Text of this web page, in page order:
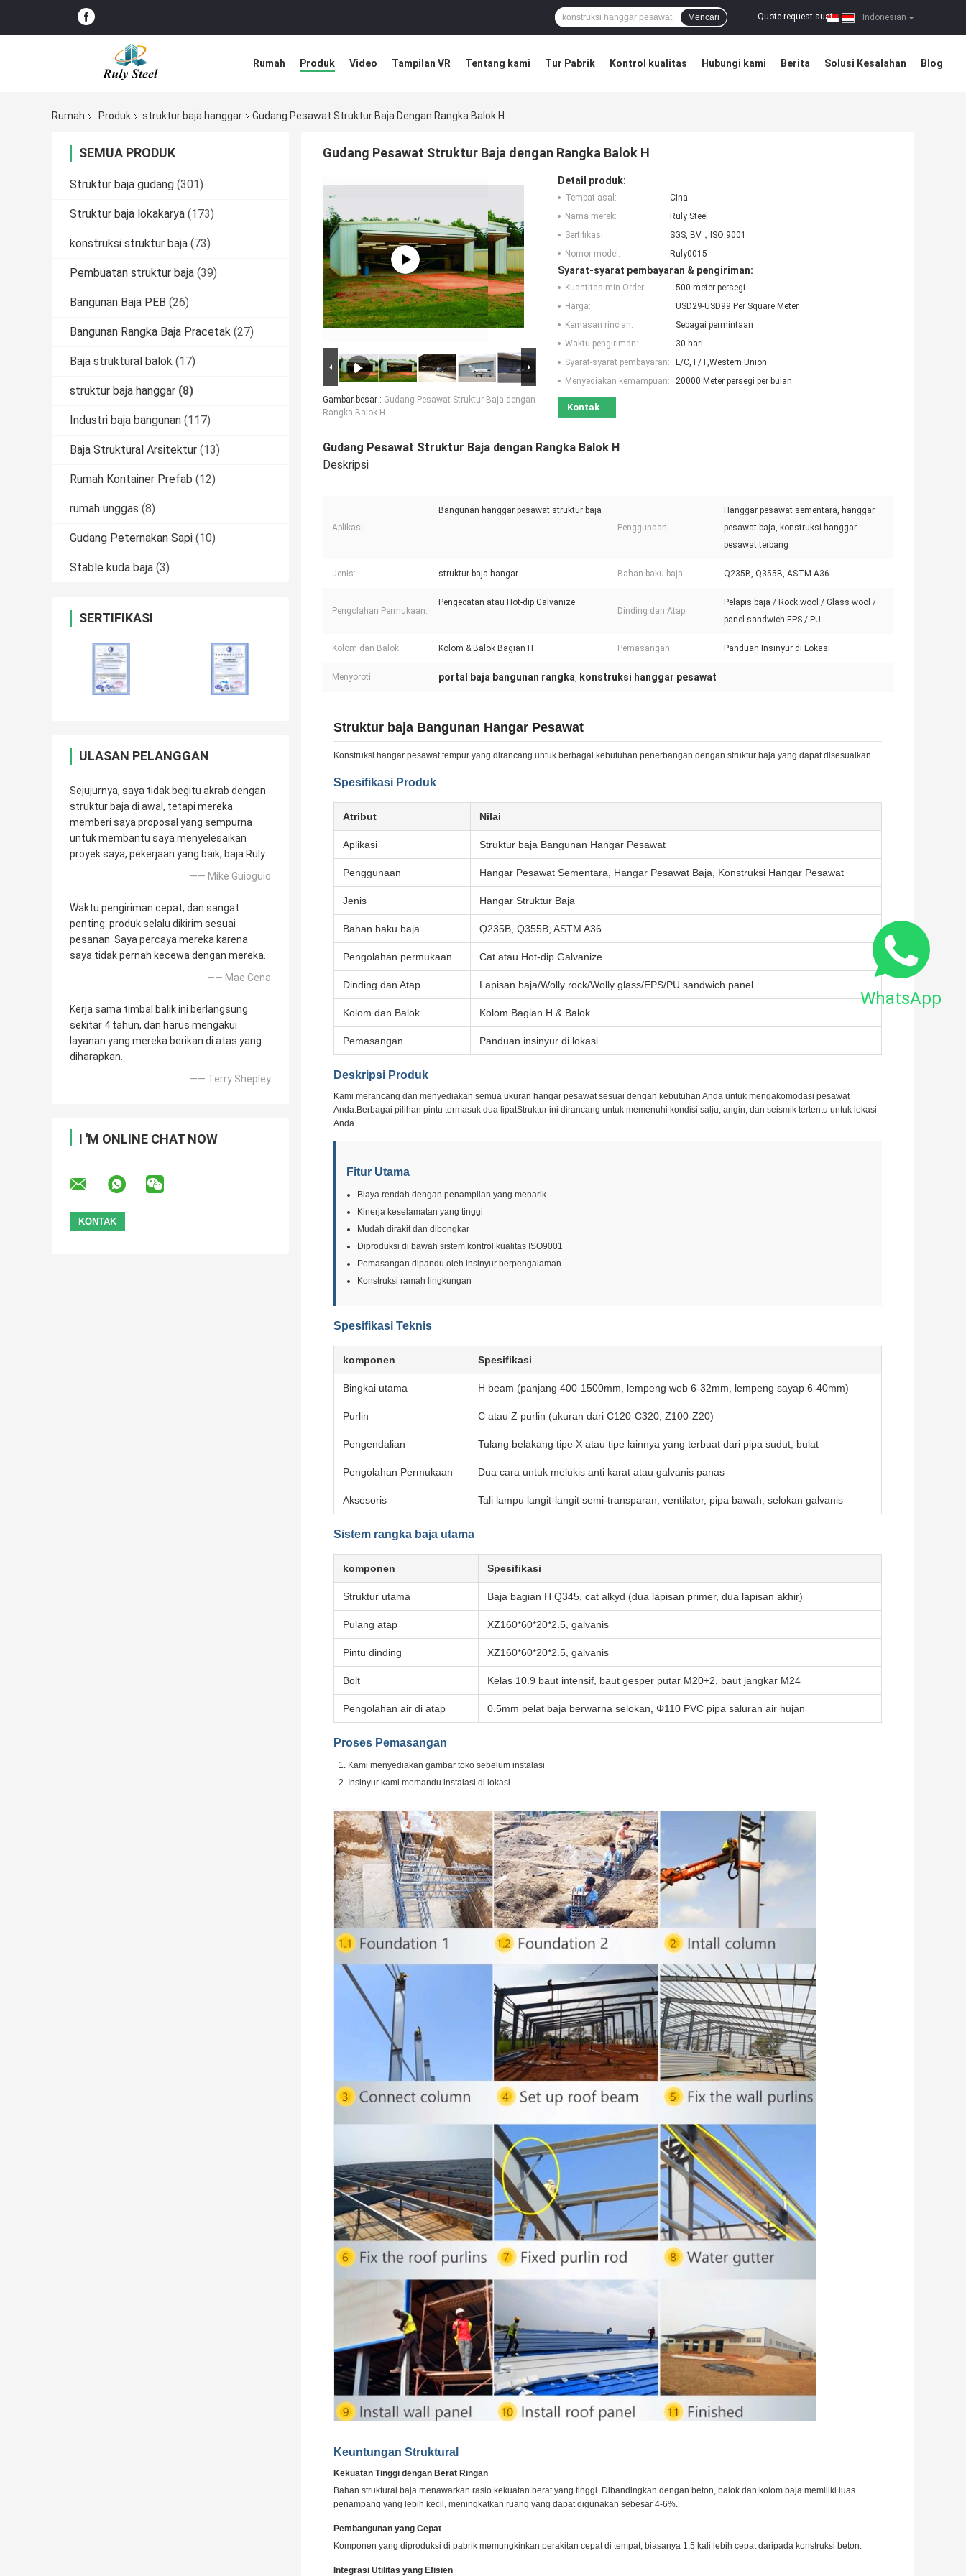
Indonesian
Quote request suatu |
Mencari
Rumah Produk Video Tampilan VR Tentang kami Tur Pabrik Kontrol kualitas Hubungi kami Berita Solusi Kesalahan Blog
Rumah Produk struktur baja hanggar Gudang Pesawat Struktur Baja Dengan Rangka Balok H
SEMUA PRODUK
Struktur baja gudang (301)
Struktur baja lokakarya (173)
konstruksi struktur baja (73)
Pembuatan struktur baja (39)
Bangunan Baja PEB (26)
Bangunan Rangka Baja Pracetak (27)
Baja struktural balok (17)
struktur baja hanggar (8)
Industri baja bangunan (117)
Baja Struktural Arsitektur (13)
Rumah Kontainer Prefab (12)
rumah unggas (8)
Gudang Peternakan Sapi (10)
Stable kuda baja (3)
SERTIFIKASI
ULASAN PELANGGAN
Sejujurnya, saya tidak begitu akrab dengan
struktur baja di awal, tetapi mereka
memberi saya proposal yang sempurna
untuk membantu saya menyelesaikan
proyek saya, pekerjaan yang baik, baja Ruly
—— Mike Guioguio
Waktu pengiriman cepat, dan sangat
penting: produk selalu dikirim sesuai
pesanan. Saya percaya mereka karena
saya tidak pernah kecewa dengan mereka.
—— Mae Cena
Kerja sama timbal balik ini berlangsung
sekitar 4 tahun, dan harus mengakui
layanan yang mereka berikan di atas yang
diharapkan.
—— Terry Shepley
I 'M ONLINE CHAT NOW
Gudang Pesawat Struktur Baja dengan Rangka Balok H
Gambar besar : Gudang Pesawat Struktur Baja dengan
Rangka Balok H
Detail produk:
Tempat asal:
Cina
Nama merek:
Ruly Steel
Sertifikasi:
SGS, BV，ISO 9001
Nomor model:
Ruly0015
Syarat-syarat pembayaran & pengiriman:
Kuantitas min Order:
500 meter persegi
Harga:
USD29-USD99 Per Square Meter
Kemasan rincian:
Sebagai permintaan
Waktu pengiriman:
30 hari
Syarat-syarat pembayaran:
L/C,T/T,Western Union
Menyediakan kemampuan:
20000 Meter persegi per bulan
Kontak
Gudang Pesawat Struktur Baja dengan Rangka Balok H
Deskripsi
Aplikasi:
Bangunan hanggar pesawat struktur baja
Penggunaan:
Hanggar pesawat sementara, hanggar
pesawat baja, konstruksi hanggar
pesawat terbang
Jenis: struktur baja hangar Bahan baku baja: Q235B, Q355B, ASTM A36
Pengolahan Permukaan:
Pengecatan atau Hot-dip Galvanize
Dinding dan Atap:
Pelapis baja / Rock wool / Glass wool /
panel sandwich EPS / PU
Kolom dan Balok: Kolom & Balok Bagian H Pemasangan: Panduan Insinyur di Lokasi
Menyoroti: portal baja bangunan rangka, konstruksi hanggar pesawat
Struktur baja Bangunan Hangar Pesawat
Konstruksi hangar pesawat tempur yang dirancang untuk berbagai kebutuhan penerbangan dengan struktur baja yang dapat disesuaikan.
Spesifikasi Produk
Atribut Nilai
Aplikasi Struktur baja Bangunan Hangar Pesawat
Penggunaan Hangar Pesawat Sementara, Hangar Pesawat Baja, Konstruksi Hangar Pesawat
Jenis Hangar Struktur Baja
Bahan baku baja Q235B, Q355B, ASTM A36
Pengolahan permukaan Cat atau Hot-dip Galvanize
Dinding dan Atap Lapisan baja/Wolly rock/Wolly glass/EPS/PU sandwich panel
Kolom dan Balok Kolom Bagian H & Balok
Pemasangan Panduan insinyur di lokasi
Deskripsi Produk
Kami merancang dan menyediakan semua ukuran hangar pesawat sesuai dengan kebutuhan Anda untuk mengakomodasi pesawat
Anda.Berbagai pilihan pintu termasuk dua lipatStruktur ini dirancang untuk memenuhi kondisi salju, angin, dan seismik tertentu untuk lokasi
Anda.
Fitur Utama
Biaya rendah dengan penampilan yang menarik
Kinerja keselamatan yang tinggi
Mudah dirakit dan dibongkar
Diproduksi di bawah sistem kontrol kualitas ISO9001
Pemasangan dipandu oleh insinyur berpengalaman
Konstruksi ramah lingkungan
Spesifikasi Teknis
komponen Spesifikasi
Bingkai utama H beam (panjang 400-1500mm, lempeng web 6-32mm, lempeng sayap 6-40mm)
Purlin C atau Z purlin (ukuran dari C120-C320, Z100-Z20)
Pengendalian Tulang belakang tipe X atau tipe lainnya yang terbuat dari pipa sudut, bulat
Pengolahan Permukaan Dua cara untuk melukis anti karat atau galvanis panas
Aksesoris Tali lampu langit-langit semi-transparan, ventilator, pipa bawah, selokan galvanis
Sistem rangka baja utama
komponen Spesifikasi
Struktur utama Baja bagian H Q345, cat alkyd (dua lapisan primer, dua lapisan akhir)
Pulang atap XZ160*60*20*2.5, galvanis
Pintu dinding XZ160*60*20*2.5, galvanis
Bolt Kelas 10.9 baut intensif, baut gesper putar M20+2, baut jangkar M24
Pengolahan air di atap 0.5mm pelat baja berwarna selokan, Φ110 PVC pipa saluran air hujan
Proses Pemasangan
Kami menyediakan gambar toko sebelum instalasi
Insinyur kami memandu instalasi di lokasi
Keuntungan Struktural
Kekuatan Tinggi dengan Berat Ringan
Bahan struktural baja menawarkan rasio kekuatan berat yang tinggi. Dibandingkan dengan beton, balok dan kolom baja memiliki luas
penampang yang lebih kecil, meningkatkan ruang yang dapat digunakan sebesar 4-6%.
Pembangunan yang Cepat
Komponen yang diproduksi di pabrik memungkinkan perakitan cepat di tempat, biasanya 1,5 kali lebih cepat daripada konstruksi beton.
Integrasi Utilitas yang Efisien
WhatsApp